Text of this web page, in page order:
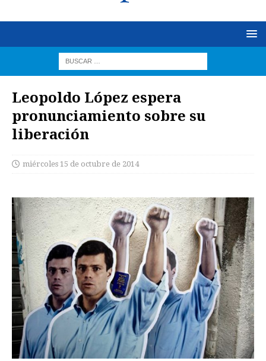
Leopoldo López espera
pronunciamiento sobre su
liberación
miércoles 15 de octubre de 2014